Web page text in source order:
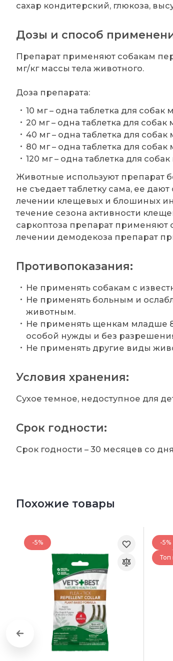
сахар кондитерский, глюкоза,
Дозы и способ
Препарат применяют собакам
мг/кг массы тела животного.
Доза препарата:
10 мг – одна таблетка для собак
20 мг – одна таблетка для собак
40 мг – одна таблетка для собак
80 мг – одна таблетка для собак
120 мг – одна таблетка для
Животные используют препарат
не съедает таблетку сама, ее
лечении клещевых и блошиных
течение сезона активности
саркоптоза препарат применяют
лечении демодекоза препарат
Противопоказания:
Не применять собакам с
Не применять больным и
животным.
Не применять щенкам младше
особой нужды и без
Не применять другие виды
Условия хранения:
Сухое темное, недоступное для
Срок годности:
Срок годности – 30 месяцев со
Похожие товары
-5%
-5%